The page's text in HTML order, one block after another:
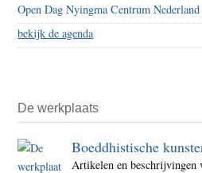
Open Dag Nyingma Centrum Nederland
bekijk de agenda
De werkplaats
Boeddhistische
Artikelen en beschrijvingen